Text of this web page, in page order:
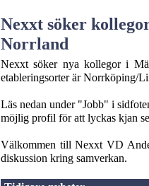
Nexxt söker
Norrland
Nexxt söker nya kollegor i
etableringsorter är Norrköping/
Läs nedan under "Jobb" i
möjlig profil för att lyckas kjan
Välkommen till Nexxt VD
diskussion kring samverkan.